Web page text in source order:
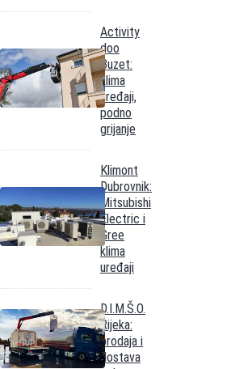
Activity
doo
Buzet:
klima
uređaji,
podno
grijanje
Klimont
Dubrovnik:
Mitsubishi
Electric i
Gree
klima
uređaji
D.I.M.Š.O.
Rijeka:
prodaja i
dostava